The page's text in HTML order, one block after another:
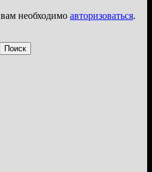
необходимо авторизоваться.